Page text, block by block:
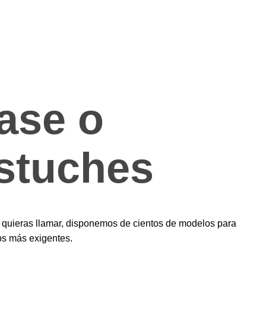
o
llamar, disponemos de cientos de modelos para
más exigentes.